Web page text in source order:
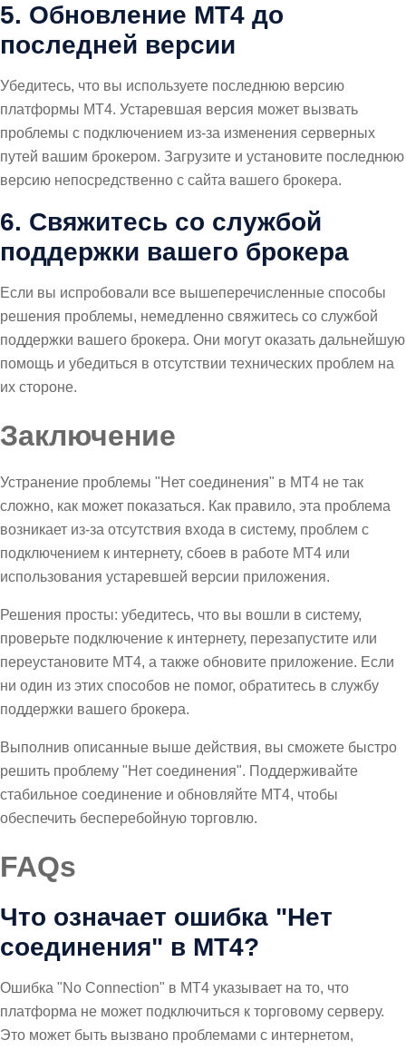
5. Обновление MT4 до
последней версии
Убедитесь, что вы используете последнюю версию
платформы MT4. Устаревшая версия может вызвать
проблемы с подключением из-за изменения серверных
путей вашим брокером. Загрузите и установите последнюю
версию непосредственно с сайта вашего брокера.
6. Свяжитесь со службой
поддержки вашего брокера
Если вы испробовали все вышеперечисленные способы
решения проблемы, немедленно свяжитесь со службой
поддержки вашего брокера. Они могут оказать дальнейшую
помощь и убедиться в отсутствии технических проблем на
их стороне.
Заключение
Устранение проблемы "Нет соединения" в MT4 не так
сложно, как может показаться. Как правило, эта проблема
возникает из-за отсутствия входа в систему, проблем с
подключением к интернету, сбоев в работе MT4 или
использования устаревшей версии приложения.
Решения просты: убедитесь, что вы вошли в систему,
проверьте подключение к интернету, перезапустите или
переустановите MT4, а также обновите приложение. Если
ни один из этих способов не помог, обратитесь в службу
поддержки вашего брокера.
Выполнив описанные выше действия, вы сможете быстро
решить проблему "Нет соединения". Поддерживайте
стабильное соединение и обновляйте MT4, чтобы
обеспечить бесперебойную торговлю.
FAQs
Что означает ошибка "Нет
соединения" в MT4?
Ошибка "No Connection" в MT4 указывает на то, что
платформа не может подключиться к торговому серверу.
Это может быть вызвано проблемами с интернетом,